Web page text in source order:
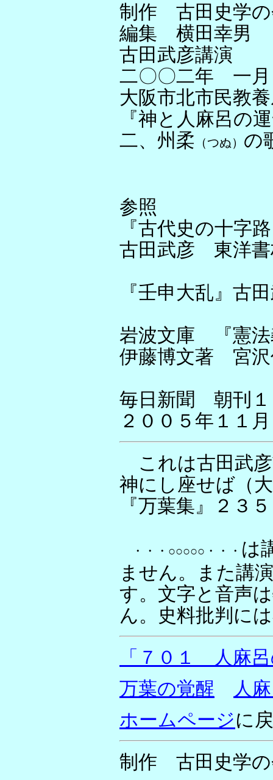
制作 古田史学
編集 横田幸男
古田武彦講演
二〇〇二年 一
大阪市北市民教
『神と人麻呂の
二、州柔 （つぬ） の
参照
『古代史の十字
古田武彦 東洋
『壬申大乱』古
岩波文庫 『憲法
伊藤博文著 宮沢
毎日新聞 朝刊１
２００５年１１
これは古田武
神にし座せば（
『万葉集』２３
・・・○○○○○・・・ は
ません。また講
す。文字と音声
ん。史料批判に
「７０１ 人麻
万葉の覚醒
人
ホームページに
制作 古田史学